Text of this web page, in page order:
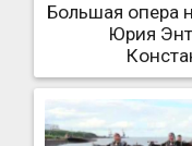
Большая опера
Юрия